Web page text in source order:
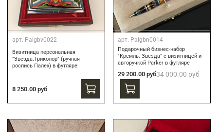
арт. Palgbv0022
Визитница персональная
"Звезда.Триколор" (ручная
роспись Палех) в футляре
8 250.00 руб
арт. Palgbn0014
Подарочный бизнес-набор
"Кремль. Звезда" с визитницей и
авторучкой Parker в футляре
29 200.00 руб34 000.00 руб